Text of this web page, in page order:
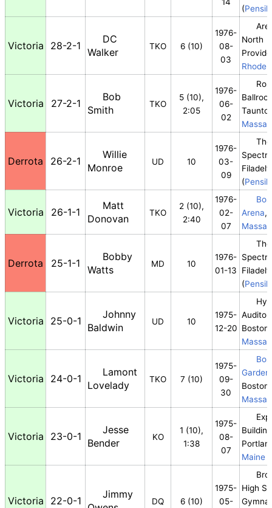
(
Victoria 28-2-1
DC
Walker
TKO 6 (10)
1976-
08-
03
North
Rhode
Victoria 27-2-1
Bob
Smith
TKO
5 (10),
2:05
1976-
06-
02
Derrota 26-2-1
Willie
Monroe
UD 10
1976-
03-
09
The
(
Victoria 26-1-1
Matt
Donovan
TKO
2 (10),
2:40
1976-
02-
07
Arena,
Derrota 25-1-1
Bobby
Watts
MD 10
1976-
01-13
The
(
Victoria 25-0-1
Johnny
Baldwin
UD 10
1975-
12-20 Boston,
Victoria 24-0-1
Lamont
Lovelady
TKO 7 (10)
1975-
09-
30
Garden
Boston,
Victoria 23-0-1
Jesse
Bender
KO
1 (10),
1:38
1975-
08-
07
Maine
Victoria 22-0-1
Jimmy
DQ 6 (10)
1975-
05-
High